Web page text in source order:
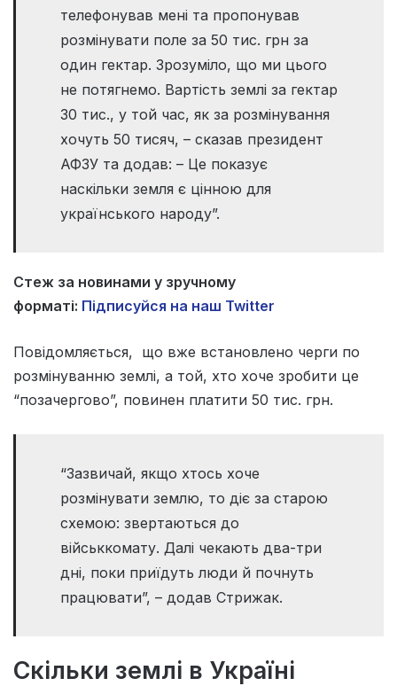
телефонував мені та пропонував
розмінувати поле за 50 тис. грн за
один гектар. Зрозуміло, що ми цього
не потягнемо. Вартість землі за гектар
30 тис., у той час, як за розмінування
хочуть 50 тисяч, – сказав президент
АФЗУ та додав: – Це показує
наскільки земля є цінною для
українського народу”.
Стеж за новинами у зручному
форматі: Підписуйся на наш Twitter
Повідомляється, що вже встановлено черги по
розмінуванню землі, а той, хто хоче зробити це
“позачергово”, повинен платити 50 тис. грн.
“Зазвичай, якщо хтось хоче
розмінувати землю, то діє за старою
схемою: звертаються до
військкомату. Далі чекають два-три
дні, поки приїдуть люди й почнуть
працювати”, – додав Стрижак.
Скільки землі в Україні